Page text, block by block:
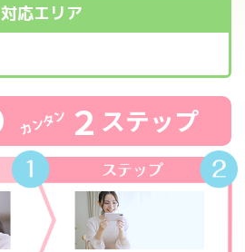
対応エリア
カンタン ２ ステップ